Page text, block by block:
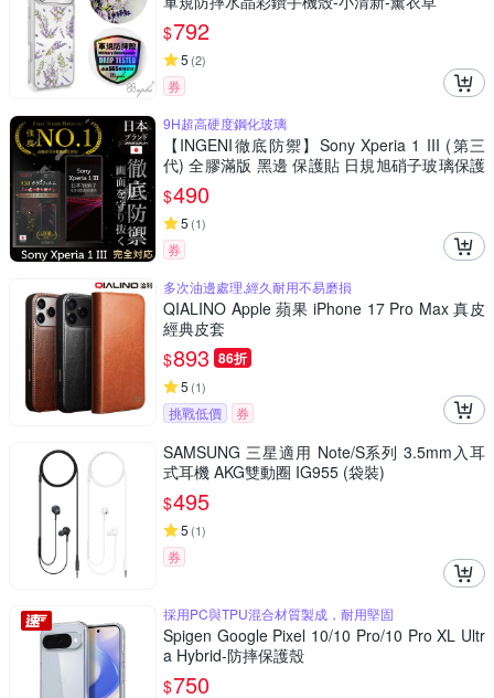
$792
5 (2)
券
9H超高硬度鋼化玻璃
【INGENI徹底防禦】Sony Xperia 1 III (第三
代) 全膠滿版 黑邊 保護貼 日規旭硝子玻璃保護
貼
$490
5 (1)
券
多次油邊處理,經久耐用不易磨損
QIALINO Apple 蘋果 iPhone 17 Pro Max 真皮
經典皮套
$893 86折
5 (1)
挑戰低價 券
SAMSUNG 三星適用 Note/S系列 3.5mm入耳
式耳機 AKG雙動圈 IG955 (袋裝)
$495
5 (1)
券
採用PC與TPU混合材質製成，耐用堅固
Spigen Google Pixel 10/10 Pro/10 Pro XL Ultr
a Hybrid-防摔保護殼
$750